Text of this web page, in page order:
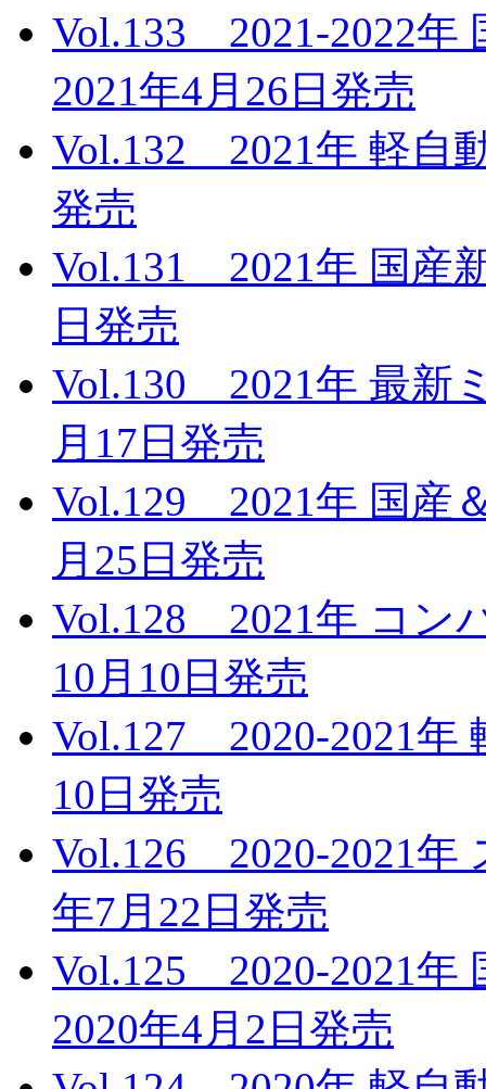
Vol.133 2021-2022
2021年4月26日発売
Vol.132 2021年 軽自
発売
Vol.131 2021年 国産
日発売
Vol.130 2021年 最新
月17日発売
Vol.129 2021年 国産
月25日発売
Vol.128 2021年 コン
10月10日発売
Vol.127 2020-2021年
10日発売
Vol.126 2020-2021
年7月22日発売
Vol.125 2020-2021
2020年4月2日発売